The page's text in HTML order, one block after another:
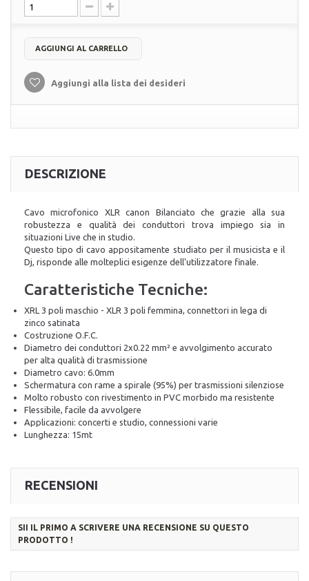
AGGIUNGI AL CARRELLO
Aggiungi alla lista dei desideri
DESCRIZIONE
Cavo microfonico XLR canon Bilanciato che grazie alla sua
robustezza e qualità dei conduttori trova impiego sia in
situazioni Live che in studio.
Questo tipo di cavo appositamente studiato per il musicista e il
Dj, risponde alle molteplici esigenze dell'utilizzatore finale.
Caratteristiche Tecniche:
XRL 3 poli maschio - XLR 3 poli femmina, connettori in lega di
zinco satinata
Costruzione O.F.C.
Diametro dei conduttori 2x0.22 mm² e avvolgimento accurato
per alta qualità di trasmissione
Diametro cavo: 6.0mm
Schermatura con rame a spirale (95%) per trasmissioni silenziose
Molto robusto con rivestimento in PVC morbido ma resistente
Flessibile, facile da avvolgere
Applicazioni: concerti e studio, connessioni varie
Lunghezza: 15mt
RECENSIONI
SII IL PRIMO A SCRIVERE UNA RECENSIONE SU QUESTO
PRODOTTO !